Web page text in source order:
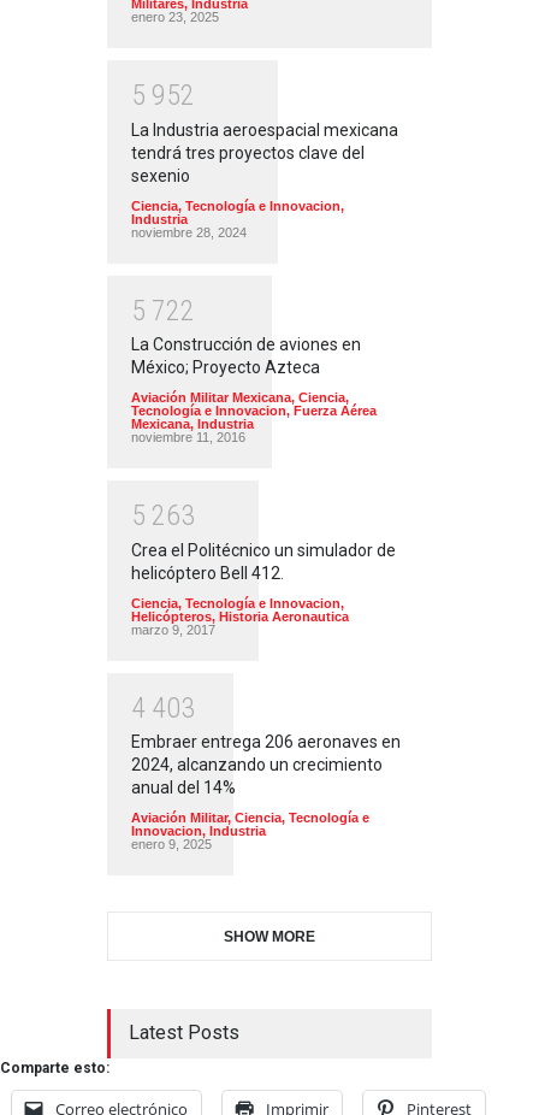
Militares, Industria
enero 23, 2025
5 952
La Industria aeroespacial mexicana
tendrá tres proyectos clave del
sexenio
Ciencia, Tecnología e Innovacion,
Industria
noviembre 28, 2024
5 722
La Construcción de aviones en
México; Proyecto Azteca
Aviación Militar Mexicana, Ciencia,
Tecnología e Innovacion, Fuerza Aérea
Mexicana, Industria
noviembre 11, 2016
5 263
Crea el Politécnico un simulador de
helicóptero Bell 412.
Ciencia, Tecnología e Innovacion,
Helicópteros, Historia Aeronautica
marzo 9, 2017
4 403
Embraer entrega 206 aeronaves en
2024, alcanzando un crecimiento
anual del 14%
Aviación Militar, Ciencia, Tecnología e
Innovacion, Industria
enero 9, 2025
SHOW MORE
Latest Posts
Comparte esto:
Correo electrónico Imprimir Pinterest